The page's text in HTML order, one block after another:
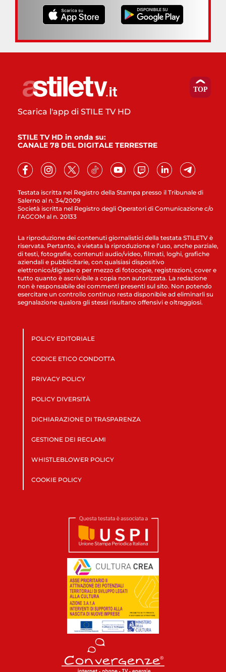
Testata iscritta nel Registro della Stampa presso il Tribunale di
Salerno al n. 34/2009
Società iscritta nel Registro degli Operatori di Comunicazione c/o
l’AGCOM al n. 20133
Scarica l'app di STILE TV HD
STILE TV HD in onda su:
CANALE 78 DEL DIGITALE TERRESTRE
La riproduzione dei contenuti giornalistici della testata STILETV è
riservata. Pertanto, è vietata la riproduzione e l’uso, anche parziale,
di testi, fotografie, contenuti audio/video, filmati, loghi, grafiche
aziendali e pubblicitarie, con qualsiasi dispositivo
elettronico/digitale o per mezzo di fotocopie, registrazioni, cover e
tutto quanto è ascrivibile a copia non autorizzata. La redazione
non è responsabile dei commenti presenti sul sito. Non potendo
esercitare un controllo continuo resta disponibile ad eliminarli su
segnalazione qualora gli stessi risultano offensivi e oltraggiosi.
POLICY EDITORIALE
CODICE ETICO CONDOTTA
PRIVACY POLICY
POLICY DIVERSITÀ
DICHIARAZIONE DI TRASPARENZA
GESTIONE DEI RECLAMI
WHISTLEBLOWER POLICY
COOKIE POLICY